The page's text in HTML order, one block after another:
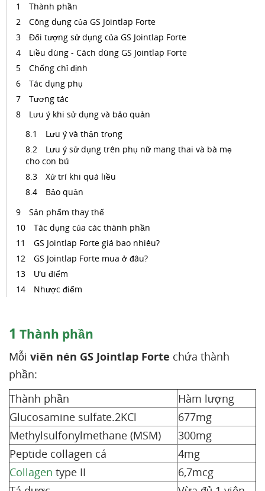
Thành phần
Công dụng của GS Jointlap Forte
Đối tượng sử dụng của GS Jointlap Forte
Liều dùng - Cách dùng GS Jointlap Forte
Chống chỉ định
Tác dụng phụ
Tương tác
Lưu ý khi sử dụng và bảo quản
Lưu ý và thận trọng
Lưu ý sử dụng trên phụ nữ mang thai và bà mẹ
cho con bú
Xử trí khi quá liều
Bảo quản
Sản phẩm thay thế
Tác dụng của các thành phần
GS Jointlap Forte giá bao nhiêu?
GS Jointlap Forte mua ở đâu?
Ưu điểm
Nhược điểm
1 Thành phần
Mỗi viên nén GS Jointlap Forte chứa thành
phần:
Thành phần
Hàm lượng
Glucosamine sulfate.2KCl
677mg
Methylsulfonylmethane (MSM)
300mg
Peptide collagen cá
4mg
Collagen type II
6,7mcg